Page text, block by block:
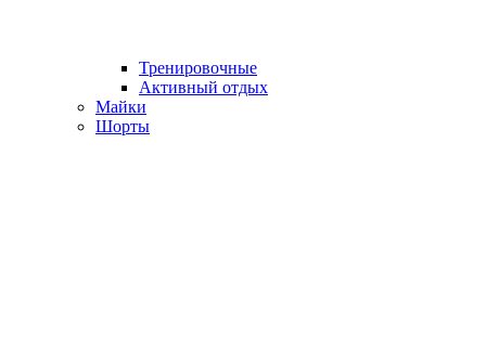
Тренировочные
Активный отдых
Майки
Шорты